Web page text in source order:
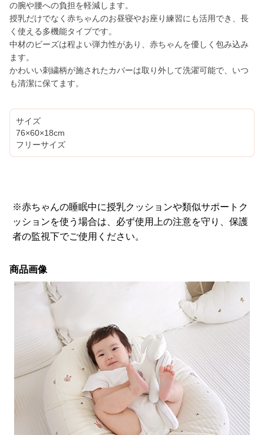
の腕や腰への負担を軽減します。
授乳だけでなく赤ちゃんのお昼寝やお座り練習にも活用でき、長
く使える多機能タイプです。
中材のビーズは程よい弾力性があり、赤ちゃんを優しく包み込み
ます。
かわいい刺繍柄が施されたカバーは取り外して洗濯可能で、いつ
も清潔に保てます。
サイズ
76×60×18cm
フリーサイズ
※赤ちゃんの睡眠中に授乳クッションや類似サポートク
ッションを使う場合は、必ず使用上の注意を守り、保護
者の監視下でご使用ください。
商品画像